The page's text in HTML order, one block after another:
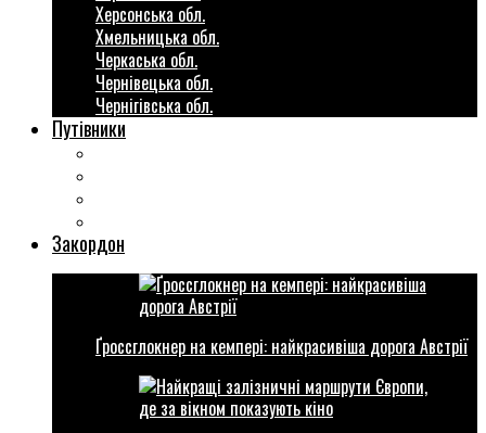
Херсонська обл.
Хмельницька обл.
Черкаська обл.
Чернівецька обл.
Чернігівська обл.
Путівники
Закордон
Ґроссглокнер на кемпері: найкрасивіша дорога Австрії